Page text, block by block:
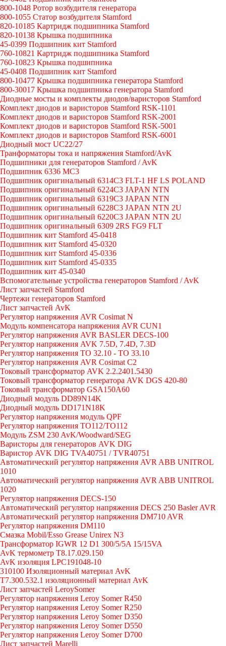
800-1048 Ротор возбудителя генератора
800-1055 Статор возбудителя Stamford
820-10185 Картридж подшипника Stamford
820-10138 Крышка подшипника
45-0399 Подшипник кит Stamford
760-10821 Картридж подшипника Stamford
760-10823 Крышка подшипника
45-0408 Подшипник кит Stamford
800-10477 Крышка подшипника генератора Stamford
800-30017 Крышка подшипника генератора Stamford
Диодные мосты и комплекты диодов/варисторов Stamford
Комплект диодов и варисторов Stamford RSK-1101
Комплект диодов и варисторов Stamford RSK-2001
Комплект диодов и варисторов Stamford RSK-5001
Комплект диодов и варисторов Stamford RSK-6001
Диодный мост UC22/27
Транформаторы тока и напряжения Stamford/AvK
Подшипники для генераторов Stamford / AvK
Подшипник 6336 МС3
Подшипник оригинальный 6314C3 FLT-1 HF LS POLAND
Подшипник оригинальный 6224С3 JAPAN NTN
Подшипник оригинальный 6319C3 JAPAN NTN
Подшипник оригинальный 6228C3 JAPAN NTN 2U
Подшипник оригинальный 6220C3 JAPAN NTN 2U
Подшипник оригинальный 6309 2RS FG9 FLT
Подшипник кит Stamford 45-0418
Подшипник кит Stamford 45-0320
Подшипник кит Stamford 45-0336
Подшипник кит Stamford 45-0335
Подшипник кит 45-0340
Вспомогательные устройства генераторов Stamford / AvK
Лист запчастей Stamford
Чертежи генераторов Stamford
Лист запчастей AvK
Регулятор напряжения AVR Cosimat N
Модуль компенсатора напряжения AVR CUN1
Регулятор напряжения AVR BASLER DECS-100
Регулятор напряжения AVK 7.5D, 7.4D, 7.3D
Регулятор напряжения TO 32.10 - TO 33.10
Регулятор напряжения AVR Cosimat C2
Токовый трансформатор AVK 2.2.2401.5430
Токовый трансформатор генератора AVK DGS 420-80
Токовый трансформатор GSA150A60
Диодный модуль DD89N14K
Диодный модуль DD171N18K
Регулятор напряжения модуль QPF
Регулятор напряжения ТО112/TO112
Модуль ZSM 230 AvK/Woodward/SEG
Варисторы для генераторов AVK DIG
Варистор AVK DIG TVA40751 / TVR40751
Автоматический регулятор напряжения AVR ABB UNITROL
1010
Автоматический регулятор напряжения AVR ABB UNITROL
1020
Регулятор напряжения DECS-150
Автоматический регулятор напряжения DECS 250 Basler AVR
Автоматический регулятор напряжения DM710 AVR
Регулятор напряжения DM110
Смазка Mobil/Esso Grease Unirex N3
Трансформатор IGWR 12 D1 300/5/5A 15/15VA
AvK термометр T8.17.029.150
AvK изоляция LPC191048-10
310100 Изоляционный материал AvK
T7.300.532.1 изоляционный материал AvK
Лист запчастей LeroySomer
Регулятор напряжения Leroy Somer R450
Регулятор напряжения Leroy Somer R250
Регулятор напряжения Leroy Somer D350
Регулятор напряжения Leroy Somer D550
Регулятор напряжения Leroy Somer D700
Лист запчастей Marelli